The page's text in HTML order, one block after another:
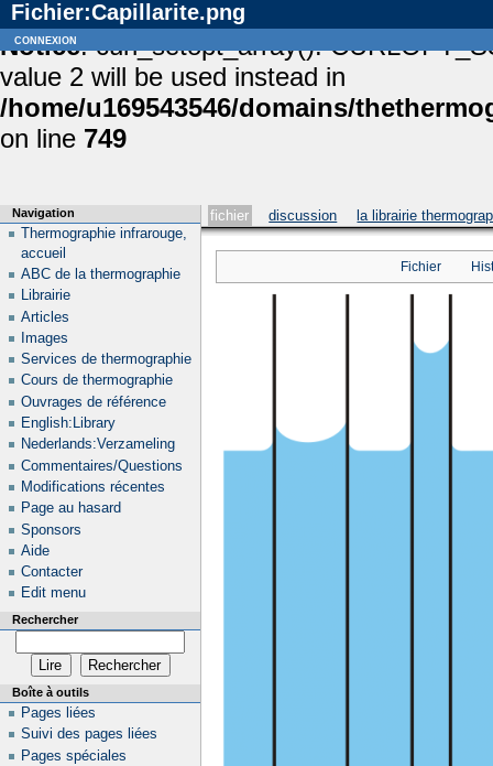
Notice: curl_setopt_array():
value 2 will be used instead in
/home/u169543546/domains/
on line 749
Fichier:Capillarite.png
fichier discussion la librairie
Fichier
Navigation
Thermographie infrarouge,
accueil
ABC de la thermographie
Librairie
Articles
Images
Services de thermographie
Cours de thermographie
Ouvrages de référence
English:Library
Nederlands:Verzameling
Commentaires/Questions
Modifications récentes
Page au hasard
Sponsors
Aide
Contacter
Edit menu
Rechercher
Boîte à outils
Pages liées
Suivi des pages liées
Pages spéciales
connexion